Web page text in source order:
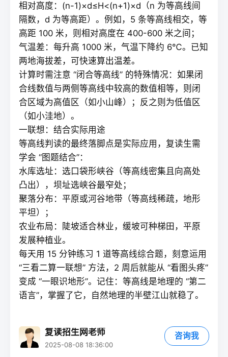
相对高度：(n-1)×d≤H<(n+1)×d（n 为等高线间
隔数，d 为等高距）。例如，5 条等高线相交，等
高距 100 米，则相对高度在 400-600 米之间；
气温差：每升高 1000 米，气温下降约 6℃。已知
两地海拔差，可快速算出温差。
计算时需注意 “闭合等高线” 的特殊情况：如果闭
合线数值与两侧等高线中较高的数值相等，则闭
合区域为高值区（如小山峰）；反之则为低值区
（如小洼地）。
一联想：结合实际用途
等高线判读的最终落脚点是实际应用， 复读生需
学会 “图题结合”：
水库选址：选口袋形峡谷（等高线密集且向高处
凸出），坝址选峡谷最窄处；
聚落分布：平原或河谷地带（等高线稀疏，地形
平坦）；
农业布局：陡坡适合林业，缓坡可种梯田，平原
发展种植业。
每天用 15 分钟练习 1 道等高线综合题，刻意运用
“三看二算一联想” 方法，2 周后就能从 “看图头疼”
变成 “一眼识地形”。记住：等高线是地理的 “第二
语言”，掌握了它，自然地理的半壁江山就稳了。
复读招生网老师
2025-08-08 18:36:00
咨询我